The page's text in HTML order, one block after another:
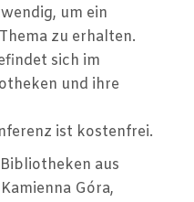
um ein
zu erhalten.
sich im
und ihre
ist kostenfrei.
aus
Góra,